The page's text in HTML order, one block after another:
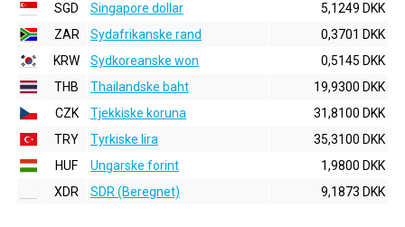
SGD
Singapore dollar
5,1249 DKK
ZAR
Sydafrikanske rand
0,3701 DKK
KRW
Sydkoreanske won
0,5145 DKK
THB
Thailandske baht
19,9300 DKK
CZK
Tjekkiske koruna
31,8100 DKK
TRY
Tyrkiske lira
35,3100 DKK
HUF
Ungarske forint
1,9800 DKK
XDR
SDR (Beregnet) 9,1873 DKK